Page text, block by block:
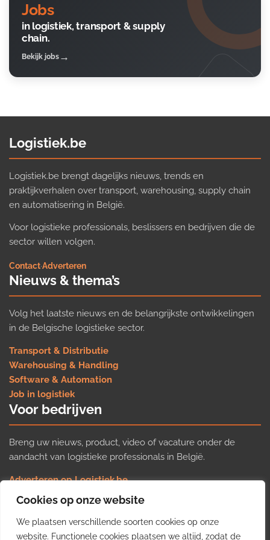
Cookies op onze website
We plaatsen verschillende soorten cookies op onze
website. Functionele cookies plaatsen we altijd, zodat de
Jobs
in logistiek, transport & supply
chain.
Bekijk jobs
Logistiek.be
Logistiek.be brengt dagelijks nieuws, trends en
praktijkverhalen over transport, warehousing, supply chain
en automatisering in België.
Voor logistieke professionals, beslissers en bedrijven die de
sector willen volgen.
Contact·Adverteren
Nieuws & thema’s
Volg het laatste nieuws en de belangrijkste ontwikkelingen
in de Belgische logistieke sector.
Transport & Distributie
Warehousing & Handling
Software & Automation
Job in logistiek
Voor bedrijven
Breng uw nieuws, product, video of vacature onder de
aandacht van logistieke professionals in België.
Adverteren op Logistiek.be
Nieuws insturen
Uw video op Logistiek.TV
Job plaatsen